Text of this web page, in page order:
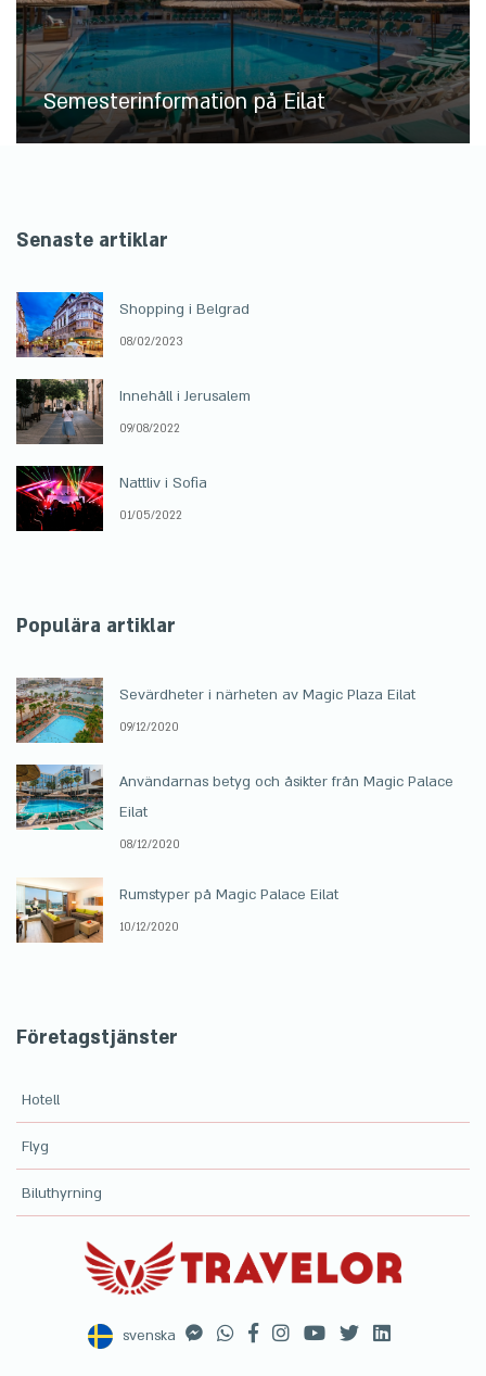
Semesterinformation på Eilat
Senaste artiklar
Shopping i Belgrad
08/02/2023
Innehåll i Jerusalem
09/08/2022
Nattliv i Sofia
01/05/2022
Populära artiklar
Sevärdheter i närheten av Magic Plaza Eilat
09/12/2020
Användarnas betyg och åsikter från Magic Palace
Eilat
08/12/2020
Rumstyper på Magic Palace Eilat
10/12/2020
Företagstjänster
Hotell
Flyg
Biluthyrning
svenska